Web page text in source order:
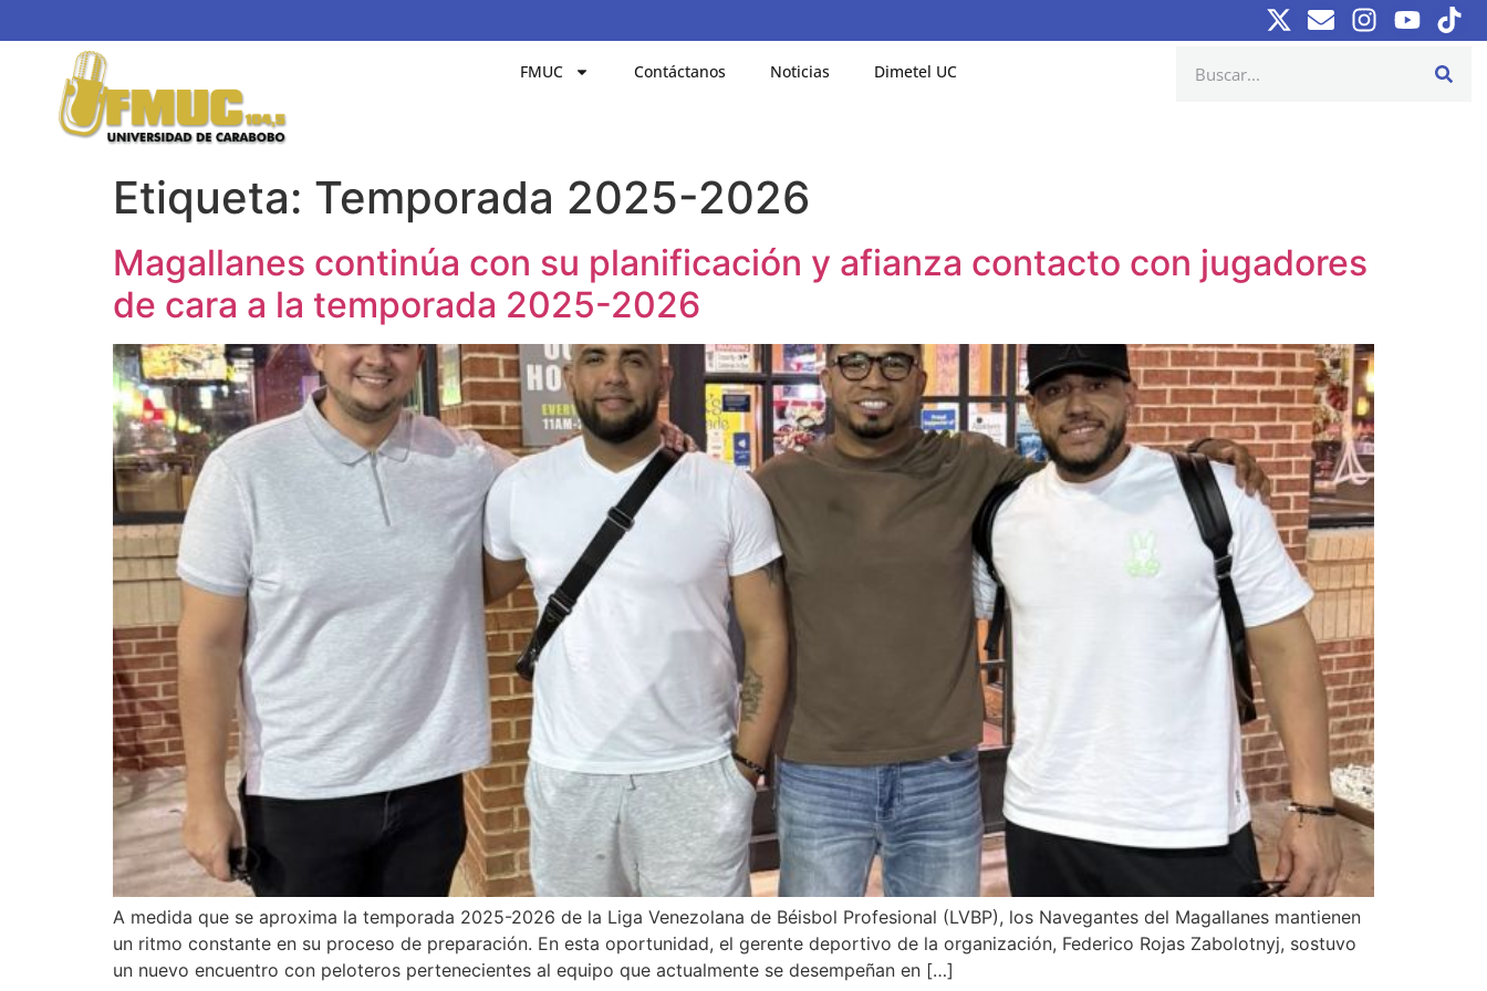
FMUC Contáctanos Noticias Dimetel UC
Etiqueta: Temporada 2025-2026
Magallanes continúa con su planificación y afianza contacto con jugadores
de cara a la temporada 2025-2026
A medida que se aproxima la temporada 2025-2026 de la Liga Venezolana de Béisbol Profesional (LVBP), los Navegantes del Magallanes mantienen
un ritmo constante en su proceso de preparación. En esta oportunidad, el gerente deportivo de la organización, Federico Rojas Zabolotnyj, sostuvo
un nuevo encuentro con peloteros pertenecientes al equipo que actualmente se desempeñan en […]